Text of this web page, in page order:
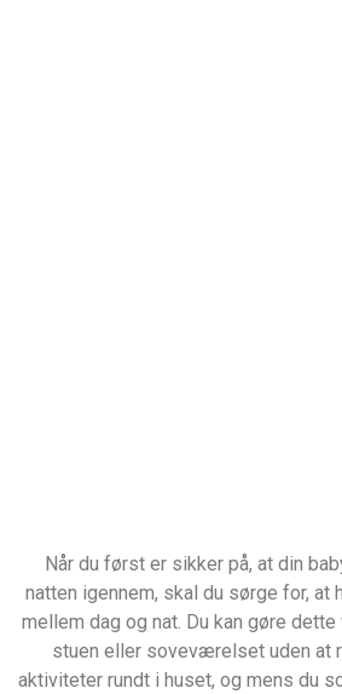
Når du først er sikker på, at din
natten igennem, skal du sørge for, at
mellem dag og nat. Du kan gøre
stuen eller soveværelset uden at
aktiviteter rundt i huset, og mens du